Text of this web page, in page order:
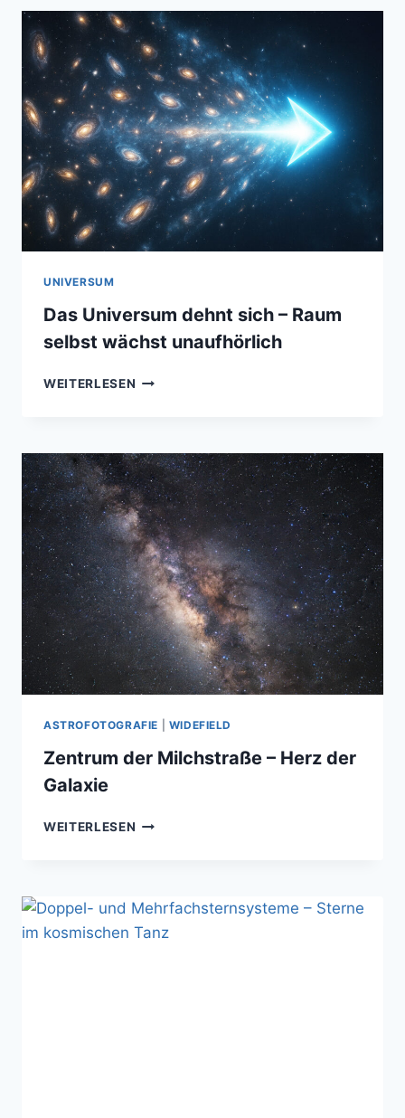
WALL
DIE
DERZEIT
GRÖSSTE B
EKANNTE S
TRUKTUR I
M G
ESAMTEN B
EOBACHTBAREN U
NIVERSUM
UNIVERSUM
Das Universum dehnt sich – Raum
selbst wächst unaufhörlich
WEITERLESEN DAS
–
RAUM
SELBST
WÄCHST
UNAUFHÖRLICH
ASTROFOTOGRAFIE WIDEFIELD
Zentrum der Milchstraße – Herz der
Galaxie
WEITERLESEN ZENTRUM
ER G
ALAXIE